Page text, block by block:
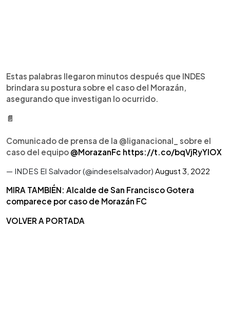
Estas palabras llegaron minutos después que INDES
brindara su postura sobre el caso del Morazán,
asegurando que investigan lo ocurrido.
📄
Comunicado de prensa de la @liganacional_ sobre el
caso del equipo @MorazanFc https://t.co/bqVjRyYIOX
— INDES El Salvador (@indeselsalvador) August 3, 2022
MIRA TAMBIÉN: Alcalde de San Francisco Gotera
comparece por caso de Morazán FC
VOLVER A PORTADA